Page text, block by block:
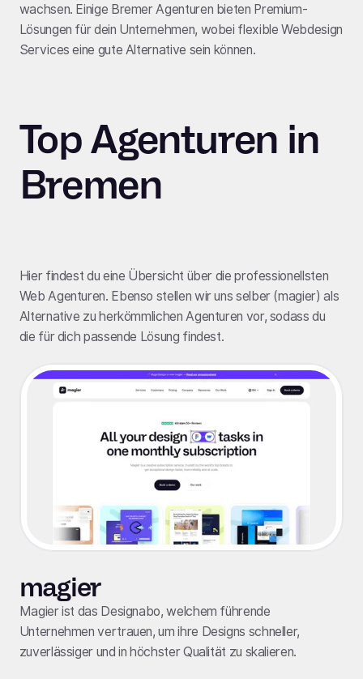
wachsen. Einige Bremer Agenturen bieten Premium-
Lösungen für dein Unternehmen, wobei flexible Webdesign
Services eine gute Alternative sein können.
Top Agenturen in
Bremen
Hier findest du eine Übersicht über die professionellsten
Web Agenturen. Ebenso stellen wir uns selber (magier) als
Alternative zu herkömmlichen Agenturen vor, sodass du
die für dich passende Lösung findest.
magier
Magier ist das Designabo, welchem führende
Unternehmen vertrauen, um ihre Designs schneller,
zuverlässiger und in höchster Qualität zu skalieren.